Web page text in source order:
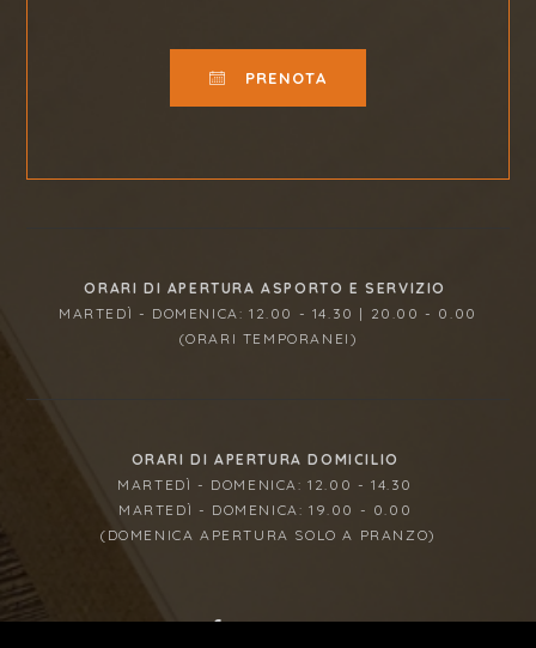
PRENOTA
ORARI DI APERTURA ASPORTO E SERVIZIO
MARTEDÌ - DOMENICA: 12.00 - 14.30 | 20.00 - 0.00
(ORARI TEMPORANEI)
ORARI DI APERTURA DOMICILIO
MARTEDÌ - DOMENICA: 12.00 - 14.30
MARTEDÌ - DOMENICA: 19.00 - 0.00
(DOMENICA APERTURA SOLO A PRANZO)